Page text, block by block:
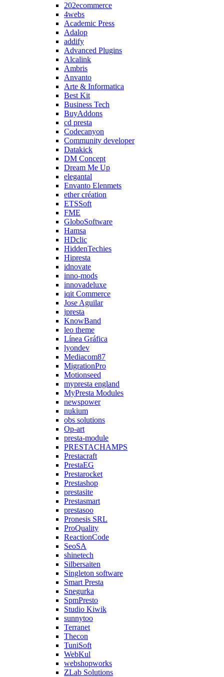
202ecommerce
4webs
Academic Press
Adalop
addify
Advanced Plugins
Alcalink
Ambris
Anvanto
Arte & Informatica
Best Kit
Business Tech
BuyAddons
cd presta
Codecanyon
Community developer
Datakick
DM Concept
Dream Me Up
elegantal
Envanto Elenmets
ether création
ETSSoft
FME
GloboSoftware
Hamsa
HDclic
HiddenTechies
Hipresta
idnovate
inno-mods
innovadeluxe
iqit Commerce
Jose Aguilar
jpresta
KnowBand
leo theme
Línea Gráfica
lyondev
Mediacom87
MigrationPro
Motionseed
mypresta england
MyPresta Modules
newspower
nukium
obs solutions
Op-art
presta-module
PRESTACHAMPS
Prestacraft
PrestaEG
Prestarocket
Prestashop
prestasite
Prestasmart
prestasoo
Pronesis SRL
ProQuality
ReactionCode
SeoSA
shinetech
Silbersaiten
Singleton software
Smart Presta
Snegurka
SpmPresto
Studio Kiwik
sunnytoo
Terranet
Thecon
TuniSoft
WebKul
webshopworks
ZLab Solutions